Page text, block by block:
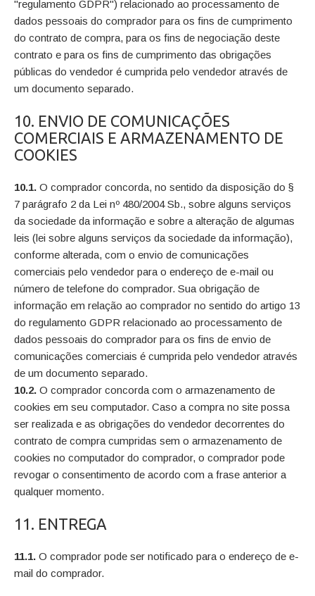
"regulamento GDPR") relacionado ao processamento de
dados pessoais do comprador para os fins de cumprimento
do contrato de compra, para os fins de negociação deste
contrato e para os fins de cumprimento das obrigações
públicas do vendedor é cumprida pelo vendedor através de
um documento separado.
10. ENVIO DE COMUNICAÇÕES
COMERCIAIS E ARMAZENAMENTO DE
COOKIES
10.1.O comprador concorda, no sentido da disposição do §
7 parágrafo 2 da Lei nº 480/2004 Sb., sobre alguns serviços
da sociedade da informação e sobre a alteração de algumas
leis (lei sobre alguns serviços da sociedade da informação),
conforme alterada, com o envio de comunicações
comerciais pelo vendedor para o endereço de e-mail ou
número de telefone do comprador. Sua obrigação de
informação em relação ao comprador no sentido do artigo 13
do regulamento GDPR relacionado ao processamento de
dados pessoais do comprador para os fins de envio de
comunicações comerciais é cumprida pelo vendedor através
de um documento separado.
10.2.O comprador concorda com o armazenamento de
cookies em seu computador. Caso a compra no site possa
ser realizada e as obrigações do vendedor decorrentes do
contrato de compra cumpridas sem o armazenamento de
cookies no computador do comprador, o comprador pode
revogar o consentimento de acordo com a frase anterior a
qualquer momento.
11. ENTREGA
11.1.O comprador pode ser notificado para o endereço de e-
mail do comprador.